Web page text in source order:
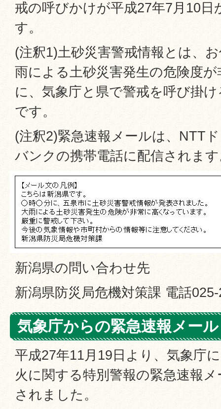
戒の呼びかけが平成27年7月10
す。
(注釈1)土砂災害警戒情報とは、
雨による土砂災害発生の危険度
に、気象庁と県で警戒を呼び掛
です。
(注釈2)緊急速報メールは、NTT
バンクの携帯電話に配信されま
新潟県の問い合わせ先
新潟県防災局危機対策課 電話
気象庁からの緊急速報メール
平成27年11月19日より、気象庁
火に関する特別警報の緊急速報
されました。